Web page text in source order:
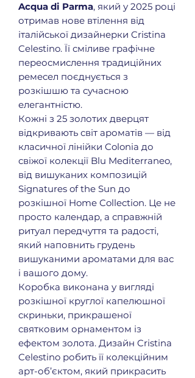
Acqua di Parma, який у 2025 році
отримав нове втілення від
італійської дизайнерки Cristina
Celestino. Її сміливе графічне
переосмислення традиційних
ремесел поєднується з
розкішшю та сучасною
елегантністю.
Кожні з 25 золотих дверцят
відкривають світ ароматів — від
класичної лінійки Colonia до
свіжої колекції Blu Mediterraneo,
від вишуканих композицій
Signatures of the Sun до
розкішної Home Collection. Це не
просто календар, а справжній
ритуал передчуття та радості,
який наповнить грудень
вишуканими ароматами для вас
і вашого дому.
Коробка виконана у вигляді
розкішної круглої капелюшної
скриньки, прикрашеної
святковим орнаментом із
ефектом золота. Дизайн Cristina
Celestino робить її колекційним
арт-об’єктом, який прикрасить